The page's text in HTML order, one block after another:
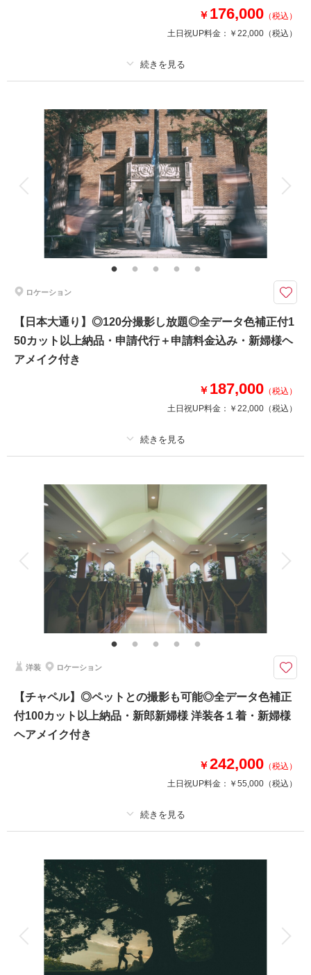
2025年9月1日
相談予約する
来店・オンライン
撮影日の空き
を確認する
￥ 176,000 （税込）
土日祝UP料金： ￥22,000 （税込）
撮影料 新婦衣装1着 新郎衣装1着
着付け ヘアメイク 小物一式
アルバム データ 200 カット 台紙付写真
衣装追加 会食 挙式
家族と撮影 家族用衣装レンタル ペットと撮影
～撮影衣装も小物もすべて揃っています～もちろん追加料金なし
山下公園は敷地が広く様々な背景で撮影ができるロケーション地です★
海や植物を背景に撮影が可能！！
四季折々の花が咲くので季節によって違うお写真が残せます♪
このプランで撮影可能な撮影レポート
ロケーション
【日本大通り】◎120分撮影し放題◎全データ色補正付1
50カット以上納品・申請代行＋申請料金込み・新婦様ヘ
アメイク付き
￥ 187,000 （税込）
土日祝UP料金： ￥22,000 （税込）
撮影料 新郎衣装1着
着付け ヘアメイク 小物一式
アルバム データ 150 カット
衣装追加 会食 挙式
家族と撮影 家族用衣装レンタル ペットと撮影
～撮影衣装も小物もすべて揃っています～
【プラン内容】
・お渡しカット数 150カット以上
・衣装小物（ブーケ、ベール、アクセサリーなど）
※映り込みのある建物によって金額が変動いたします。
場合によっては撮影が承れません。
相談予約する
来店・オンライン
撮影日の空き
洋装 ロケーション
【チャペル】◎ペットとの撮影も可能◎全データ色補正
付100カット以上納品・新郎新婦様 洋装各１着・新婦様
ヘアメイク付き
￥242,000 （税込）
土日祝UP料金： ￥55,000 （税込）
撮影料
着付け ヘアメイク
アルバム データ 100 カット
衣装追加
家族と撮影 家族用衣装レンタル
その他含むもの